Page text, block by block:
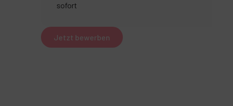
sofort
Jetzt bewerben